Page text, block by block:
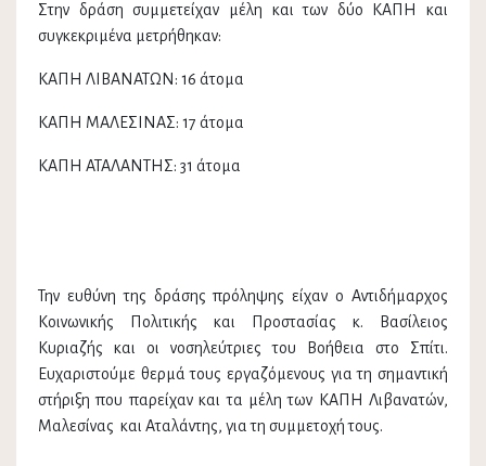
Στην δράση συμμετείχαν μέλη και των δύο ΚΑΠΗ και
συγκεκριμένα μετρήθηκαν:
ΚΑΠΗ ΛΙΒΑΝΑΤΩΝ: 16 άτομα
ΚΑΠΗ ΜΑΛΕΣΙΝΑΣ: 17 άτομα
ΚΑΠΗ ΑΤΑΛΑΝΤΗΣ: 31 άτομα
Την ευθύνη της δράσης πρόληψης είχαν ο Αντιδήμαρχος
Κοινωνικής Πολιτικής και Προστασίας κ. Βασίλειος
Κυριαζής και οι νοσηλεύτριες του Βοήθεια στο Σπίτι.
Ευχαριστούμε θερμά τους εργαζόμενους για τη σημαντική
στήριξη που παρείχαν και τα μέλη των ΚΑΠΗ Λιβανατών,
Μαλεσίνας και Αταλάντης, για τη συμμετοχή τους.